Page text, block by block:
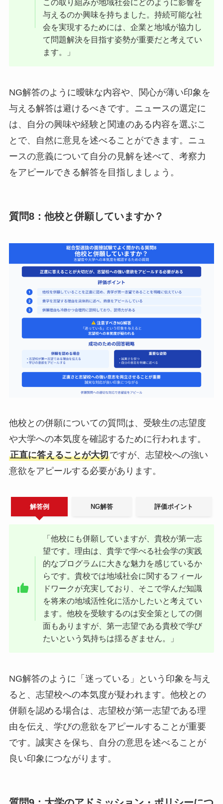
この取り組みが地域社会にどのように影響を
与えるのか興味を持ちました。持続可能な社
会を実現するためには、企業と地域が協力し
て問題解決を目指す姿勢が重要だと考えてい
ます。」
NG解答のように曖昧な内容や、関心が薄い印象を
与える解答は避けるべきです。ニュースの選定に
は、自分の興味や経験と関連のある内容を選ぶこ
とで、自然に意見を述べることができます。ニュ
ースの意義について自分の見解を述べて、考察力
をアピールできる解答を目指しましょう。
質問8：他校と併願していますか？
他校との併願についての質問は、受験生の志望度
や大学への本気度を確認するために行われます。
正直に答えることが大切ですが、志望校への強い
意欲をアピールする必要があります。
解答例 NG解答 評価ポイント
「他校にも併願していますが、貴校が第一志
望です。理由は、貴学で学べる社会学の実践
的なプログラムに大きな魅力を感じているか
らです。貴校では地域社会に関するフィール
ドワークが充実しており、そこで学んだ知識
を将来の地域活性化に活かしたいと考えてい
ます。他校を受験するのは安全策としての側
面もありますが、第一志望である貴校で学び
たいという気持ちは揺るぎません。」
NG解答のように「迷っている」という印象を与え
ると、志望校への本気度が疑われます。他校との
併願を認める場合は、志望校が第一志望である理
由を伝え、学びの意欲をアピールすることが重要
です。誠実さを保ち、自分の意思を述べることが
良い印象につながります。